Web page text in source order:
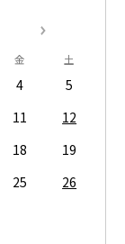
金 土
4
5
11
12
18
19
25
26